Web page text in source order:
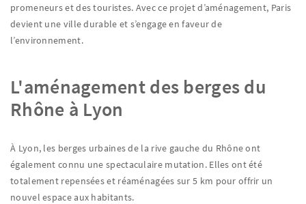
promeneurs et des touristes. Avec ce projet d’aménagement, Paris
devient une ville durable et s’engage en faveur de
l’environnement.
L'aménagement des berges du
Rhône à Lyon
À Lyon, les berges urbaines de la rive gauche du Rhône ont
également connu une spectaculaire mutation. Elles ont été
totalement repensées et réaménagées sur 5 km pour offrir un
nouvel espace aux habitants.